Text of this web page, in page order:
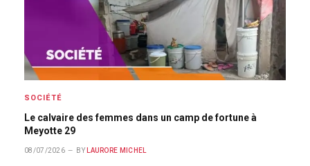
SOCIÉTÉ
Le calvaire des femmes dans un camp de fortune à
Meyotte 29
08/07/2026 BY LAURORE MICHEL